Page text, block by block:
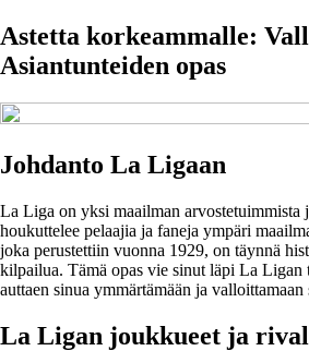
Astetta korkeammalle:
Asiantunteiden opas
Johdanto La Ligaan
La Liga on yksi maailman arvostetuimmista
houkuttelee pelaajia ja faneja ympäri
joka perustettiin vuonna 1929, on täynnä
kilpailua. Tämä opas vie sinut läpi La Ligan
auttaen sinua ymmärtämään ja valloittamaan
La Ligan joukkueet ja